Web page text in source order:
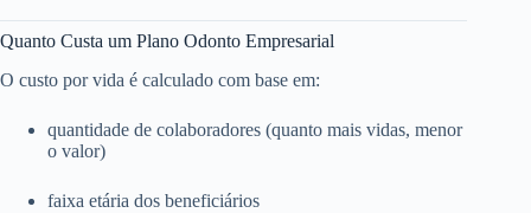
Quanto Custa um Plano Odonto Empresarial
O custo por vida é calculado com base em:
quantidade de colaboradores (quanto mais vidas, menor
o valor)
faixa etária dos beneficiários